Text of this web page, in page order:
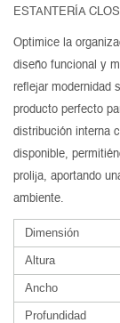
ESTANTERÍA
Optimice la
diseño funcional y
reflejar modernidad
producto perfecto
distribución interna
disponible,
prolija, aportando
ambiente.
Dimensión
Altura
Ancho
Profundidad